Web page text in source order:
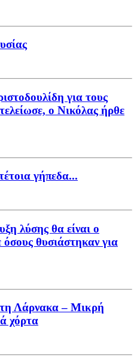
για τους
ο Νικόλας ήρθε
γήπεδα...
λύσης θα είναι ο
θυσιάστηκαν για
Λάρνακα – Μικρή
χόρτα